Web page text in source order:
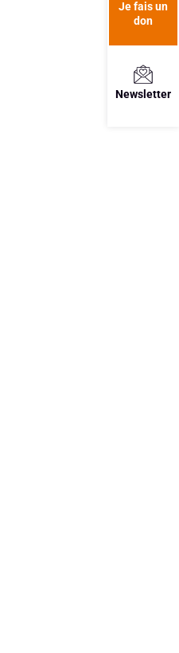
Je fais un
don
Newsletter